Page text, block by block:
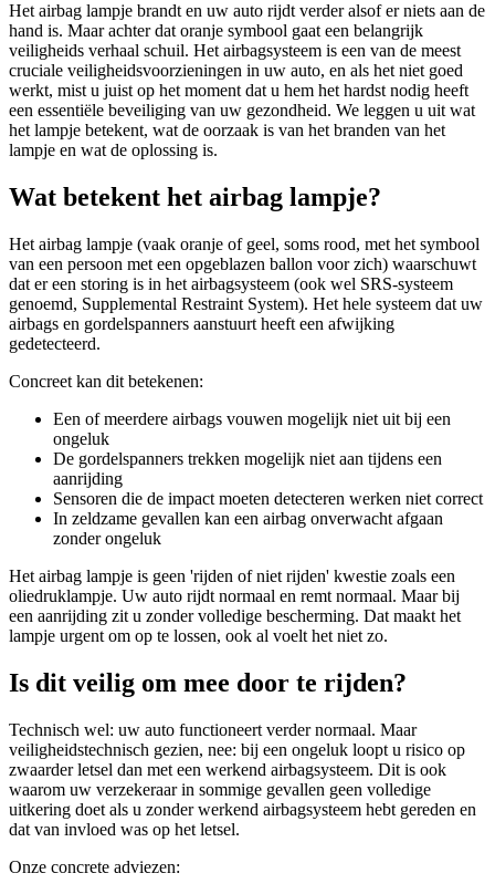
Het airbag lampje brandt en uw auto rijdt verder alsof er niets aan de
hand is. Maar achter dat oranje symbool gaat een belangrijk
veiligheids verhaal schuil. Het airbagsysteem is een van de meest
cruciale veiligheidsvoorzieningen in uw auto, en als het niet goed
werkt, mist u juist op het moment dat u hem het hardst nodig heeft
een essentiële beveiliging van uw gezondheid. We leggen u uit wat
het lampje betekent, wat de oorzaak is van het branden van het
lampje en wat de oplossing is.
Wat betekent het airbag lampje?
Het airbag lampje (vaak oranje of geel, soms rood, met het symbool
van een persoon met een opgeblazen ballon voor zich) waarschuwt
dat er een storing is in het airbagsysteem (ook wel SRS-systeem
genoemd, Supplemental Restraint System). Het hele systeem dat uw
airbags en gordelspanners aanstuurt heeft een afwijking
gedetecteerd.
Concreet kan dit betekenen:
Een of meerdere airbags vouwen mogelijk niet uit bij een
ongeluk
De gordelspanners trekken mogelijk niet aan tijdens een
aanrijding
Sensoren die de impact moeten detecteren werken niet correct
In zeldzame gevallen kan een airbag onverwacht afgaan
zonder ongeluk
Het airbag lampje is geen 'rijden of niet rijden' kwestie zoals een
oliedruklampje. Uw auto rijdt normaal en remt normaal. Maar bij
een aanrijding zit u zonder volledige bescherming. Dat maakt het
lampje urgent om op te lossen, ook al voelt het niet zo.
Is dit veilig om mee door te rijden?
Technisch wel: uw auto functioneert verder normaal. Maar
veiligheidstechnisch gezien, nee: bij een ongeluk loopt u risico op
zwaarder letsel dan met een werkend airbagsysteem. Dit is ook
waarom uw verzekeraar in sommige gevallen geen volledige
uitkering doet als u zonder werkend airbagsysteem hebt gereden en
dat van invloed was op het letsel.
Onze concrete adviezen: